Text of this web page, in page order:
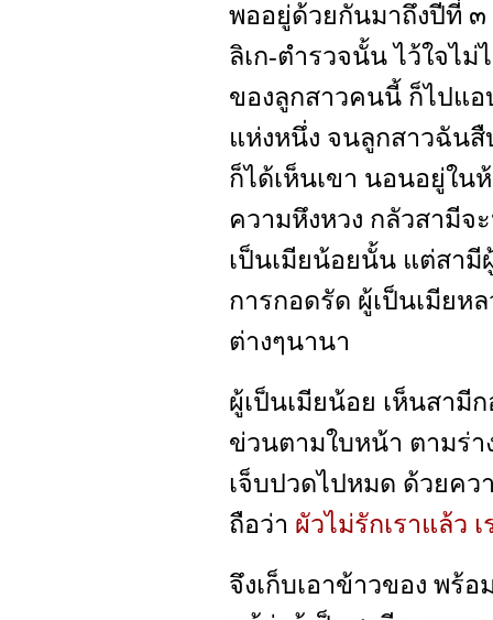
พออยู่ด้วยกันมาถึงปีที่ ๓
ลิเก-ตำรวจนั้น ไว้ใจไ
ของลูกสาวคนนี้ ก็ไปแอ
แห่งหนึ่ง จนลูกสาวฉัน
ก็ได้เห็นเขา นอนอยู่ใน
ความหึงหวง กลัวสามีจ
เป็นเมียน้อยนั้น แต่สามี
การกอดรัด ผู้เป็นเมียห
ต่างๆนานา
ผู้เป็นเมียน้อย เห็นสามี
ข่วนตามใบหน้า ตามร่า
เจ็บปวดไปหมด ด้วยคว
ถือว่า ผัวไม่รักเราแล้ว
จึงเก็บเอาข้าวของ พร้